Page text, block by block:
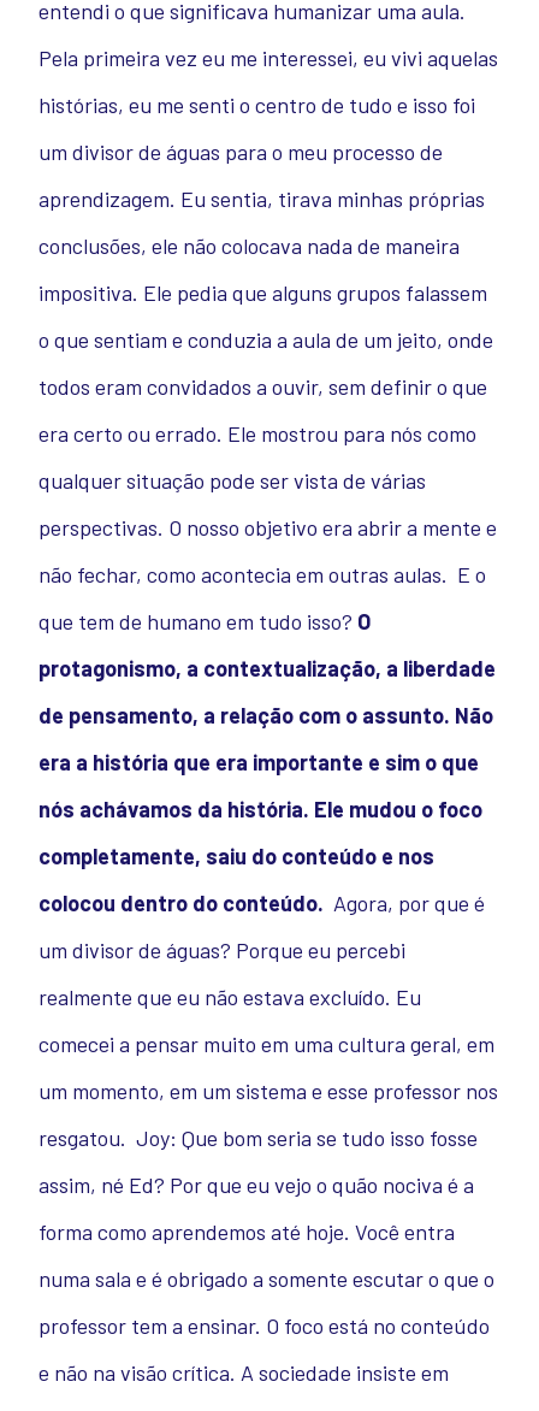
entendi o que significava humanizar uma aula.
Pela primeira vez eu me interessei, eu vivi aquelas
histórias, eu me senti o centro de tudo e isso foi
um divisor de águas para o meu processo de
aprendizagem. Eu sentia, tirava minhas próprias
conclusões, ele não colocava nada de maneira
impositiva. Ele pedia que alguns grupos falassem
o que sentiam e conduzia a aula de um jeito, onde
todos eram convidados a ouvir, sem definir o que
era certo ou errado. Ele mostrou para nós como
qualquer situação pode ser vista de várias
perspectivas. O nosso objetivo era abrir a mente e
não fechar, como acontecia em outras aulas. E o
que tem de humano em tudo isso? O
protagonismo, a contextualização, a liberdade
de pensamento, a relação com o assunto. Não
era a história que era importante e sim o que
nós achávamos da história. Ele mudou o foco
completamente, saiu do conteúdo e nos
colocou dentro do conteúdo. Agora, por que é
um divisor de águas? Porque eu percebi
realmente que eu não estava excluído. Eu
comecei a pensar muito em uma cultura geral, em
um momento, em um sistema e esse professor nos
resgatou. Joy: Que bom seria se tudo isso fosse
assim, né Ed? Por que eu vejo o quão nociva é a
forma como aprendemos até hoje. Você entra
numa sala e é obrigado a somente escutar o que o
professor tem a ensinar. O foco está no conteúdo
e não na visão crítica. A sociedade insiste em